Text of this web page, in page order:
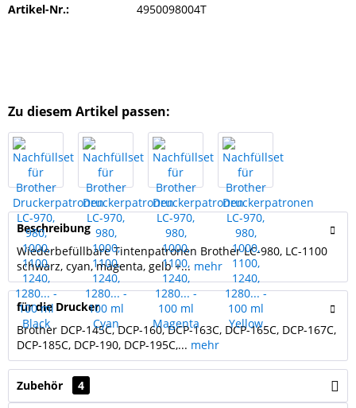
Artikel-Nr.: 4950098004T
Zu diesem Artikel passen:
Beschreibung
Wiederbefüllbare Tintenpatronen Brother LC-980, LC-1100
schwarz, cyan, magenta, gelb +... mehr
für die Drucker
Brother DCP-145C, DCP-160, DCP-163C, DCP-165C, DCP-167C,
DCP-185C, DCP-190, DCP-195C,... mehr
Zubehör 4